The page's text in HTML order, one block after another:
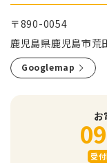
〒890-0054
鹿児島県鹿児島市
Googlemap
お
受